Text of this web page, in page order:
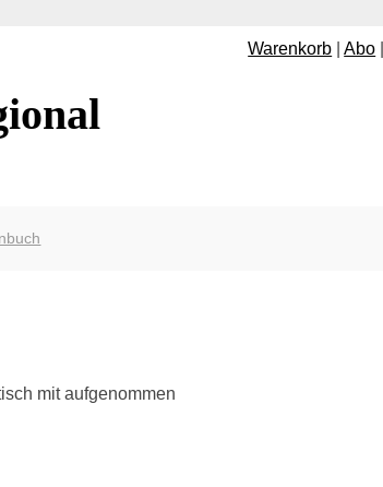
Warenkorb |Abo
mit aufgenommen